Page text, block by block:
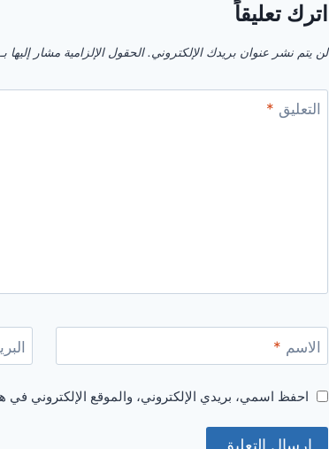
اترك تعليقاً
لن يتم نشر عنوان بريدك الإلكتروني. الحقول الإلزامية مشار إليها بـ
التعليق *
الاسم *
احفظ اسمي، بريدي الإلكتروني، والموقع الإلكتروني في